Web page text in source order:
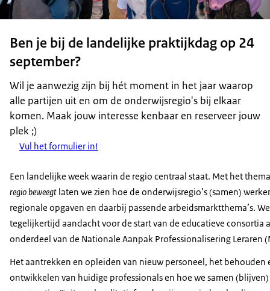
Ben je bij de landelijke praktijkdag op 24
september?
Wil je aanwezig zijn bij hét moment in het jaar waarop
alle partijen uit en om de onderwijsregio's bij elkaar
komen. Maak jouw interesse kenbaar en reserveer jouw
plek ;)
Vul het formulier in!
Een landelijke week waarin de regio centraal staat. Met het
regio beweegt laten we zien hoe de onderwijsregio’s (samen)
regionale opgaven en daarbij passende arbeidsmarktthema’s.
tegelijkertijd aandacht voor de start van de educatieve consortia
onderdeel van de Nationale Aanpak Professionalisering Leraren
Het aantrekken en opleiden van nieuw personeel, het behouden
ontwikkelen van huidige professionals en hoe we samen